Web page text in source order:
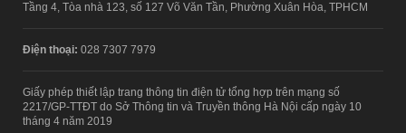
Tầng 4, Tòa nhà 123, số 127 Võ Văn Tần, Phường Xuân Hòa, TPHCM
Điện thoại: 028 7307 7979
Giấy phép thiết lập trang thông tin điện tử tổng hợp trên mạng số
2217/GP-TTĐT do Sở Thông tin và Truyền thông Hà Nội cấp ngày 10
tháng 4 năm 2019